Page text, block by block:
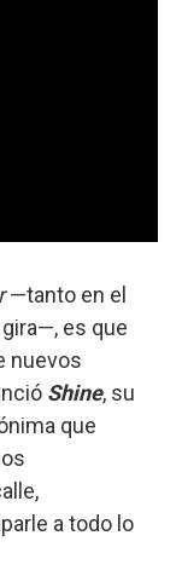
—tanto en el
es que
nuevos
Shine, su
que
a todo lo